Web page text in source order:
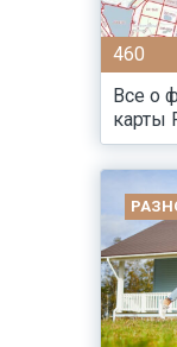
460
Все о
карты